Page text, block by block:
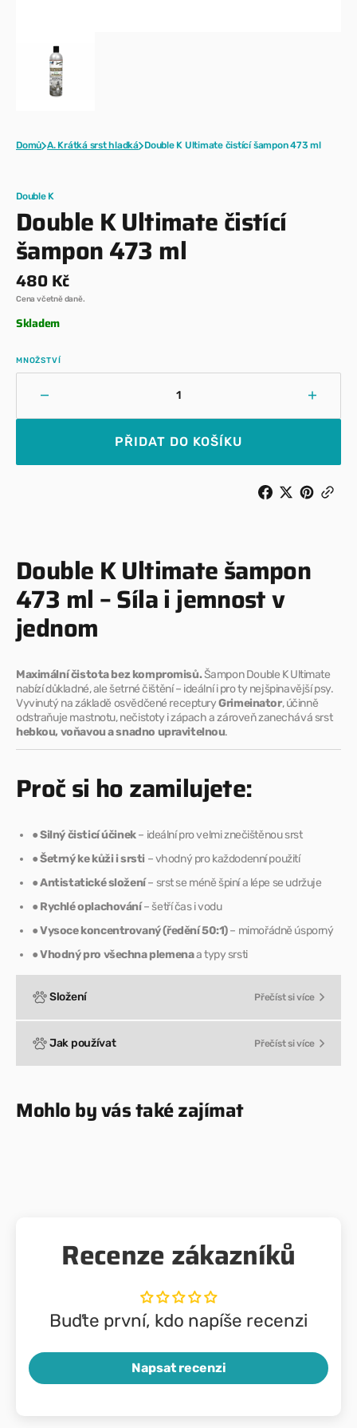
Domů A. Krátká srst hladká Double K Ultimate čistící šampon 473 ml
Double K
Double K Ultimate čistící
šampon 473 ml
Běžná
cena
480 Kč
Cena včetně daně.
Skladem
MNOŽSTVÍ
množství
K
Zvýšit
K
čistící
PŘIDAT DO KOŠÍKU
Double K Ultimate šampon
473 ml – Síla i jemnost v
jednom
Maximální čistota bez kompromisů.Šampon Double K Ultimate
nabízí důkladné, ale šetrné čištění – ideální i pro ty nejšpinavější psy.
Vyvinutý na základě osvědčené recepturyGrimeinator, účinně
odstraňuje mastnotu, nečistoty i zápach a zároveň zanechává srst
hebkou, voňavou a snadno upravitelnou.
Proč si ho zamilujete:
●Silný čisticí účinek– ideální pro velmi znečištěnou srst
●Šetrný ke kůži i srsti – vhodný pro každodenní použití
●Antistatické složení– srst se méně špiní a lépe se udržuje
● Rychlé oplachování– šetří čas i vodu
●Vysoce koncentrovaný (ředění 50:1)– mimořádně úsporný
●Vhodný pro všechna plemenaa typy srsti
Složení Přečíst si více
Jak používat Přečíst si více
Mohlo by vás také zajímat
Recenze zákazníků
Buďte první, kdo napíše recenzi
Napsat recenzi